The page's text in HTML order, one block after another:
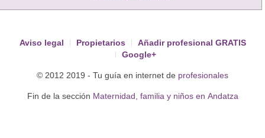
Aviso legal Propietarios
Añadir profesional GRATIS
Google+
© 2012 2019 - Tu guía en internet de profesionales
Fin de la sección Maternidad, familia y niños en Andatza